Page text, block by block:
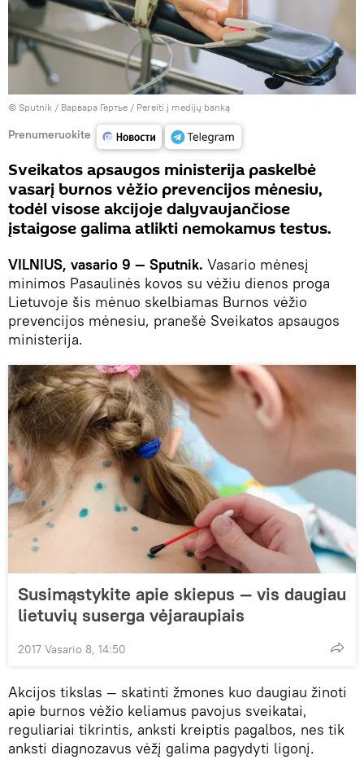
© Sputnik / Варвара Гертье / Pereiti į medijų banką
Prenumeruokite
Sveikatos apsaugos ministerija paskelbė
vasarį burnos vėžio prevencijos mėnesiu,
todėl visose akcijoje dalyvaujančiose
įstaigose galima atlikti nemokamus testus.
VILNIUS, vasario 9 — Sputnik. Vasario mėnesį
minimos Pasaulinės kovos su vėžiu dienos proga
Lietuvoje šis mėnuo skelbiamas Burnos vėžio
prevencijos mėnesiu, pranešė Sveikatos apsaugos
ministerija.
Susimąstykite apie skiepus — vis daugiau
lietuvių suserga vėjaraupiais
2017 Vasario 8, 14:50
Akcijos tikslas — skatinti žmones kuo daugiau žinoti
apie burnos vėžio keliamus pavojus sveikatai,
reguliariai tikrintis, anksti kreiptis pagalbos, nes tik
anksti diagnozavus vėžį galima pagydyti ligonį.